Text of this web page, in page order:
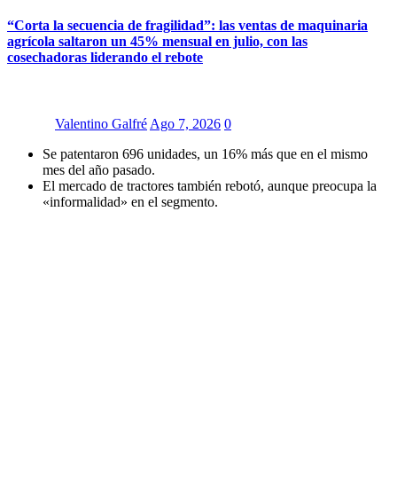
“Corta la secuencia de fragilidad”: las ventas de maquinaria
agrícola saltaron un 45% mensual en julio, con las
cosechadoras liderando el rebote
Valentino Galfré Ago 7, 2026 0
Se patentaron 696 unidades, un 16% más que en el mismo
mes del año pasado.
El mercado de tractores también rebotó, aunque preocupa la
«informalidad» en el segmento.